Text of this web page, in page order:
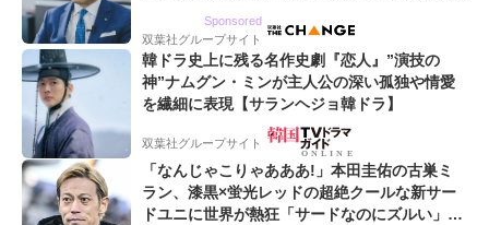
Sponsored
双葉社グループサイト
韓ドラ史上に残る名作史劇『恋人』”演技の
神”ナムグン・ミンが主人公の深い孤独や情愛
を繊細に表現【サランヘジョ韓ドラ】
双葉社グループサイト
「なんじゃこりゃあああ!」本田圭佑の古巣ミ
ラン、漆黒×蛍光レッドの超絶クールな新サー
ドユニに世界が熱狂「サードなのにズルい」